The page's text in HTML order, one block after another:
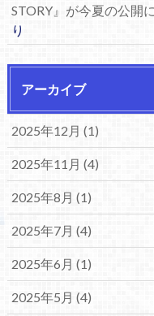
STORY』が今夏の公開
り
アーカイブ
2025年12月 (1)
2025年11月 (4)
2025年8月 (1)
2025年7月 (4)
2025年6月 (1)
2025年5月 (4)